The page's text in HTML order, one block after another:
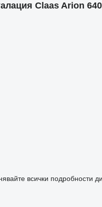
Claas Arion
всички подробности